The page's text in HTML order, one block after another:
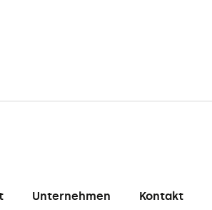
Unternehmen Kontakt